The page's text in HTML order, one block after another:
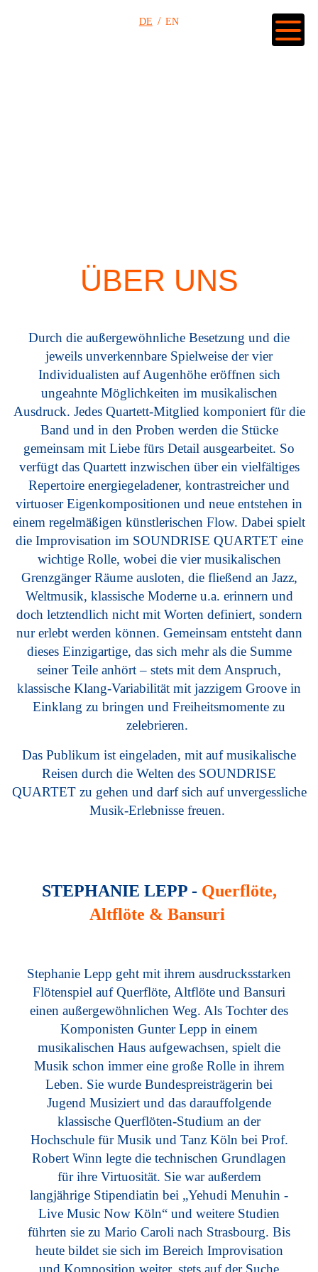
DE EN
ÜBER UNS
Durch die außergewöhnliche Besetzung und die
jeweils unverkennbare Spielweise der vier
Individualisten auf Augenhöhe eröffnen sich
ungeahnte Möglichkeiten im musikalischen
Ausdruck. Jedes Quartett-Mitglied komponiert für die
Band und in den Proben werden die Stücke
gemeinsam mit Liebe fürs Detail ausgearbeitet. So
verfügt das Quartett inzwischen über ein vielfältiges
Repertoire energiegeladener, kontrastreicher und
virtuoser Eigenkompositionen und neue entstehen in
einem regelmäßigen künstlerischen Flow. Dabei spielt
die Improvisation im SOUNDRISE QUARTET eine
wichtige Rolle, wobei die vier musikalischen
Grenzgänger Räume ausloten, die fließend an Jazz,
Weltmusik, klassische Moderne u.a. erinnern und
doch letztendlich nicht mit Worten definiert, sondern
nur erlebt werden können. Gemeinsam entsteht dann
dieses Einzigartige, das sich mehr als die Summe
seiner Teile anhört – stets mit dem Anspruch,
klassische Klang-Variabilität mit jazzigem Groove in
Einklang zu bringen und Freiheitsmomente zu
zelebrieren.
Das Publikum ist eingeladen, mit auf musikalische
Reisen durch die Welten des SOUNDRISE
QUARTET zu gehen und darf sich auf unvergessliche
Musik-Erlebnisse freuen.
STEPHANIE LEPP - Querflöte,
Altflöte & Bansuri
Stephanie Lepp geht mit ihrem ausdrucksstarken
Flötenspiel auf Querflöte, Altflöte und Bansuri
einen außergewöhnlichen Weg. Als Tochter des
Komponisten Gunter Lepp in einem
musikalischen Haus aufgewachsen, spielt die
Musik schon immer eine große Rolle in ihrem
Leben. Sie wurde Bundespreisträgerin bei
Jugend Musiziert und das darauffolgende
klassische Querflöten-Studium an der
Hochschule für Musik und Tanz Köln bei Prof.
Robert Winn legte die technischen Grundlagen
für ihre Virtuosität. Sie war außerdem
langjährige Stipendiatin bei „Yehudi Menuhin -
Live Music Now Köln“ und weitere Studien
führten sie zu Mario Caroli nach Strasbourg. Bis
heute bildet sie sich im Bereich Improvisation
und Komposition weiter, stets auf der Suche